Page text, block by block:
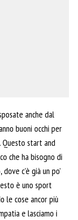
anche dal
buoni occhi per
Questo start and
che ha bisogno di
c’è già un po’
è uno sport
le cose ancor più
e lasciamo i